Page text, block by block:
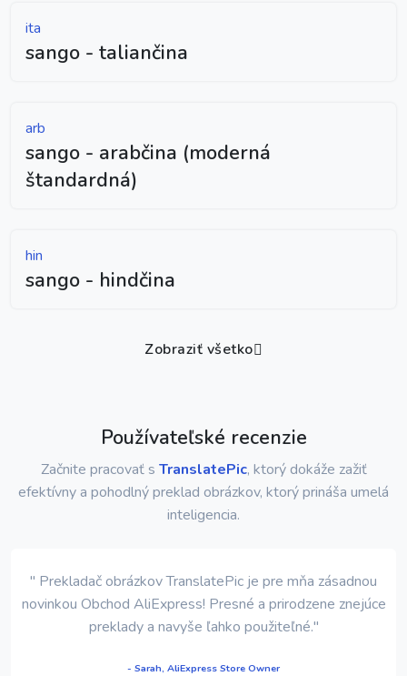
ita
sango - taliančina
arb
sango - arabčina (moderná
štandardná)
hin
sango - hindčina
Zobraziť všetko
Používateľské recenzie
Začnite pracovať s TranslatePic, ktorý dokáže zažiť
efektívny a pohodlný preklad obrázkov, ktorý prináša umelá
inteligencia.
" Prekladač obrázkov TranslatePic je pre mňa zásadnou
novinkou Obchod AliExpress! Presné a prirodzene znejúce
preklady a navyše ľahko použiteľné."
- Sarah, AliExpress Store Owner